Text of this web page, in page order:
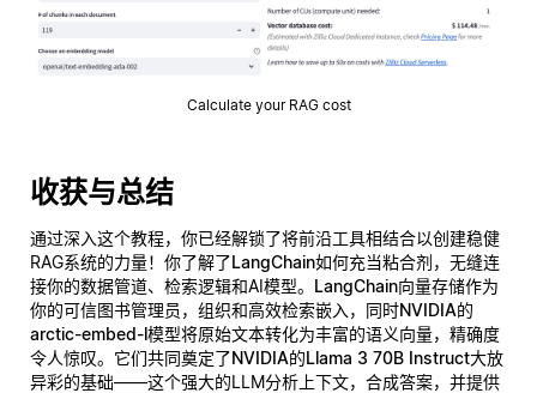
Calculate your RAG cost
收获与总结
通过深入这个教程，你已经解锁了将前沿工具相结合以创建稳健
RAG系统的力量！你了解了LangChain如何充当粘合剂，无缝连
接你的数据管道、检索逻辑和AI模型。 LangChain向量存储作为
你的可信图书管理员，组织和高效检索嵌入，同时NVIDIA的
arctic-embed-l模型将原始文本转化为丰富的语义向量，精确度
令人惊叹。它们共同奠定了NVIDIA的Llama 3 70B Instruct大放
异彩的基础——这个强大的LLM分析上下文，合成答案，并提供